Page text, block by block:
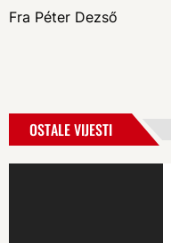
Fra Péter Dezső
OSTALE VIJESTI